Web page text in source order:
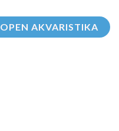
OPEN AKVARISTIKA